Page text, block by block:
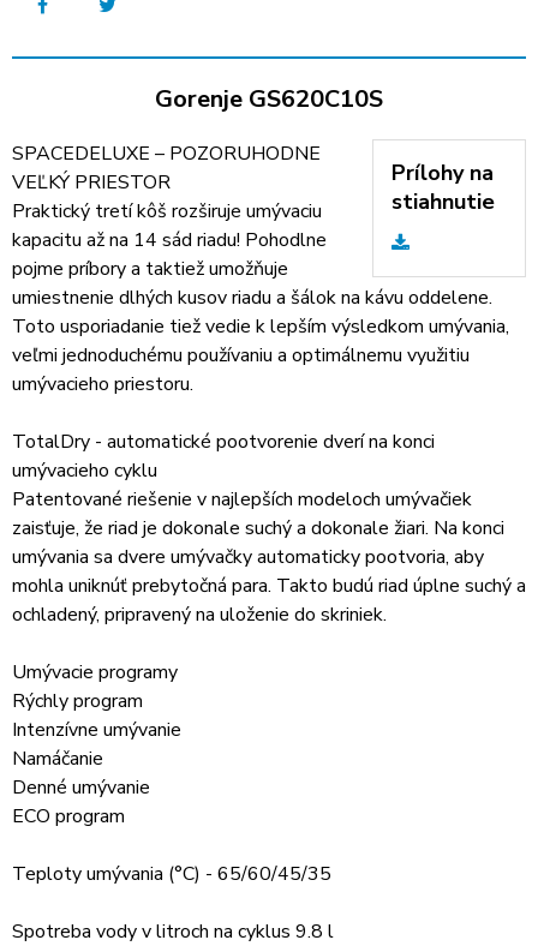
Gorenje GS620C10S
Prílohy na
stiahnutie
SPACEDELUXE – POZORUHODNE
VEĽKÝ PRIESTOR
Praktický tretí kôš rozširuje umývaciu
kapacitu až na 14 sád riadu! Pohodlne
pojme príbory a taktiež umožňuje
umiestnenie dlhých kusov riadu a šálok na kávu oddelene.
Toto usporiadanie tiež vedie k lepším výsledkom umývania,
veľmi jednoduchému používaniu a optimálnemu využitiu
umývacieho priestoru.
TotalDry - automatické pootvorenie dverí na konci
umývacieho cyklu
Patentované riešenie v najlepších modeloch umývačiek
zaisťuje, že riad je dokonale suchý a dokonale žiari. Na konci
umývania sa dvere umývačky automaticky pootvoria, aby
mohla uniknúť prebytočná para. Takto budú riad úplne suchý a
ochladený, pripravený na uloženie do skriniek.
Umývacie programy
Rýchly program
Intenzívne umývanie
Namáčanie
Denné umývanie
ECO program
Teploty umývania (°C) - 65/60/45/35
Spotreba vody v litroch na cyklus 9.8 l